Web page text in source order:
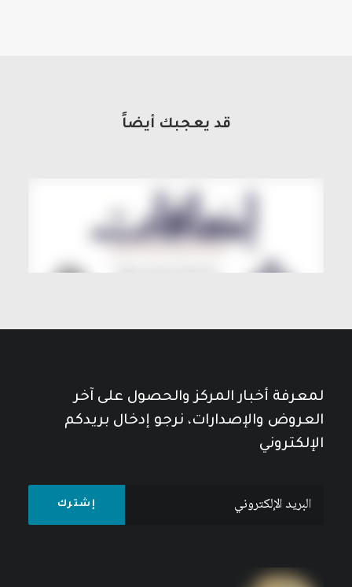
قد يعجبك أيضاً
لمعرفة أخبار المركز والحصول على آخر
العروض والإصدارات، نرجو إدخال بريدكم
الإلكتروني